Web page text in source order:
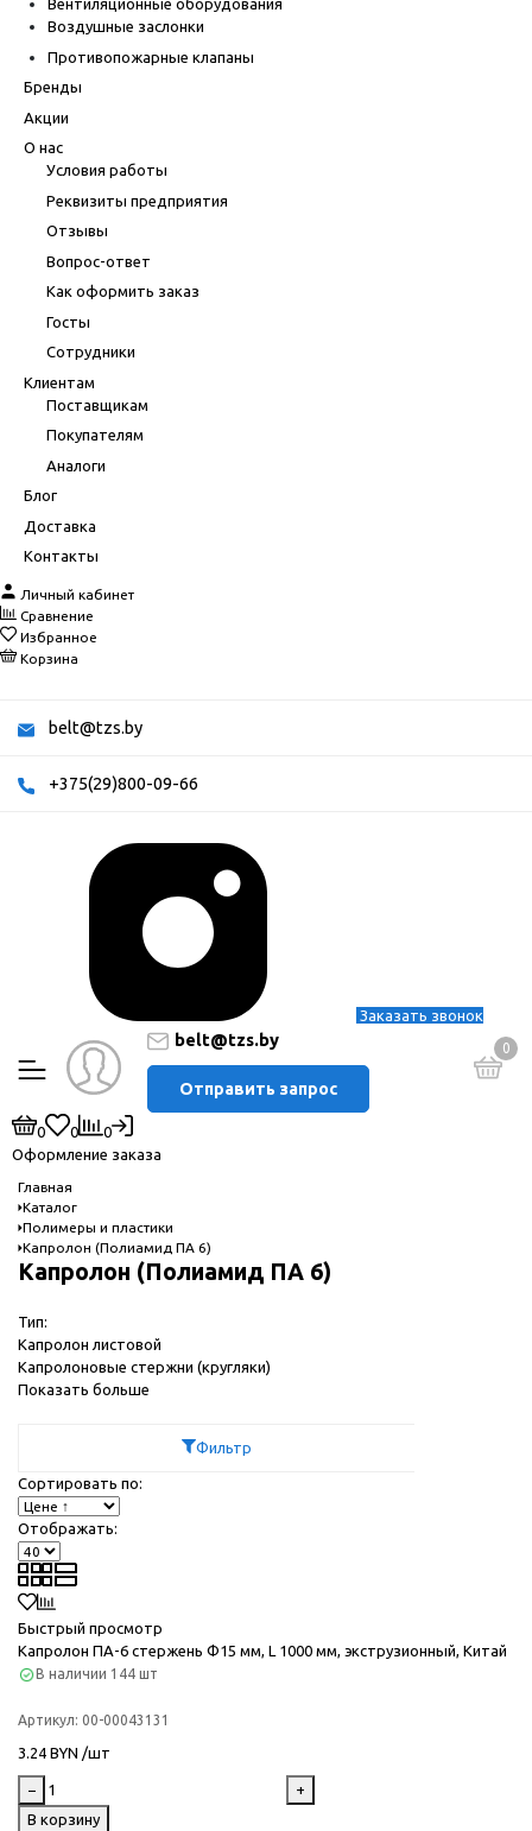
Вентиляционные оборудования
Воздушные заслонки
Противопожарные клапаны
Бренды
Акции
О нас
Условия работы
Реквизиты предприятия
Отзывы
Вопрос-ответ
Как оформить заказ
Госты
Сотрудники
Клиентам
Поставщикам
Покупателям
Аналоги
Блог
Доставка
Контакты
Личный кабинет
Сравнение
Избранное
Корзина
belt@tzs.by
+375(29)800-09-66
Заказать звонок
belt@tzs.by
Отправить запрос
0
0 0
0
Оформление заказа
Главная
Каталог
Полимеры и пластики
Капролон (Полиамид ПА 6)
Капролон (Полиамид ПА 6)
Тип:
Капролон листовой
Капролоновые стержни (кругляки)
Показать больше
Фильтр
Сортировать по:
Отображать:
Быстрый просмотр
Капролон ПА-6 стержень Ф15 мм, L 1000 мм, экструзионный, Китай
В наличии 144 шт
Артикул: 00-00043131
3.24 BYN /шт
−
+
В корзину